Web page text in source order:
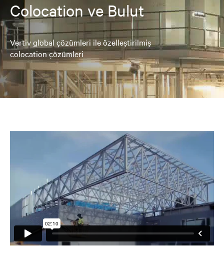
Colocation ve Bulut
Vertiv global çözümleri ile özelleştirilmiş
colocation çözümleri